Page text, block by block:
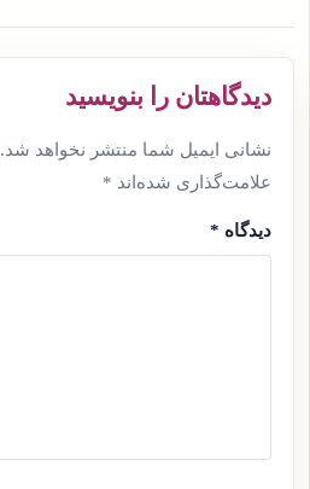
دیدگاهتان را بنویسید
نشانی ایمیل شما منتشر نخواهد شد.
علامت‌گذاری شده‌اند *
دیدگاه *